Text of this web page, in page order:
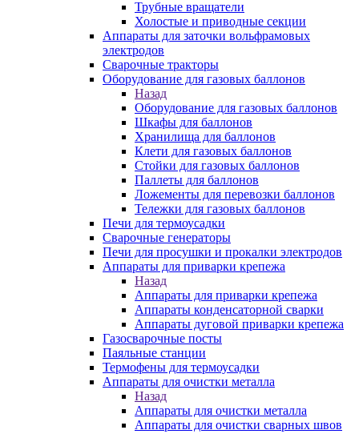
Трубные вращатели
Холостые и приводные секции
Аппараты для заточки вольфрамовых
электродов
Сварочные тракторы
Оборудование для газовых баллонов
Назад
Оборудование для газовых баллонов
Шкафы для баллонов
Хранилища для баллонов
Клети для газовых баллонов
Стойки для газовых баллонов
Паллеты для баллонов
Ложементы для перевозки баллонов
Тележки для газовых баллонов
Печи для термоусадки
Сварочные генераторы
Печи для просушки и прокалки электродов
Аппараты для приварки крепежа
Назад
Аппараты для приварки крепежа
Аппараты конденсаторной сварки
Аппараты дуговой приварки крепежа
Газосварочные посты
Паяльные станции
Термофены для термоусадки
Аппараты для очистки металла
Назад
Аппараты для очистки металла
Аппараты для очистки сварных швов